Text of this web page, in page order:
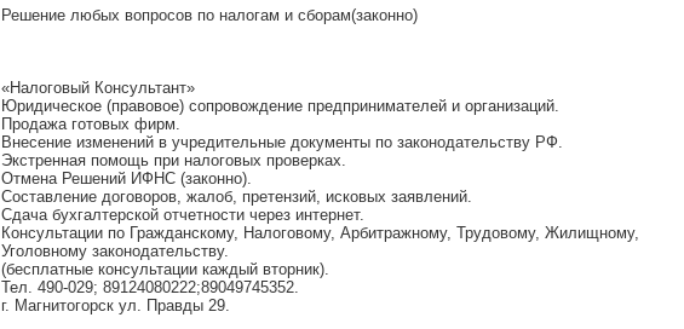
Решение любых вопросов по налогам и сборам(законно)
«Налоговый Консультант»
Юридическое (правовое) сопровождение предпринимателей и организаций.
Продажа готовых фирм.
Внесение изменений в учредительные документы по законодательству РФ.
Экстренная помощь при налоговых проверках.
Отмена Решений ИФНС (законно).
Составление договоров, жалоб, претензий, исковых заявлений.
Сдача бухгалтерской отчетности через интернет.
Консультации по Гражданскому, Налоговому, Арбитражному, Трудовому, Жилищному,
Уголовному законодательству.
(бесплатные консультации каждый вторник).
Тел. 490-029; 89124080222;89049745352.
г. Магнитогорск ул. Правды 29.